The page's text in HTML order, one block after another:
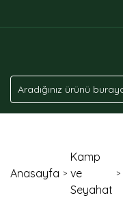
Anasayfa
Kamp
ve
Seyahat